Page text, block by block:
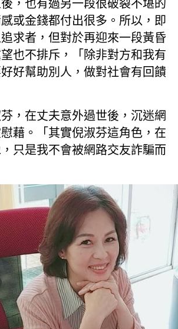
，也有過另一段很破裂不堪的
或金錢都付出很多。所以，即
求者，但對於再迎來一段黃昏
也不排斥，「除非對方和我有
好幫助別人，做對社會有回饋
，在丈夫意外過世後，沉迷網
藉。「其實倪淑芬這角色，在
只是我不會被網路交友詐騙而